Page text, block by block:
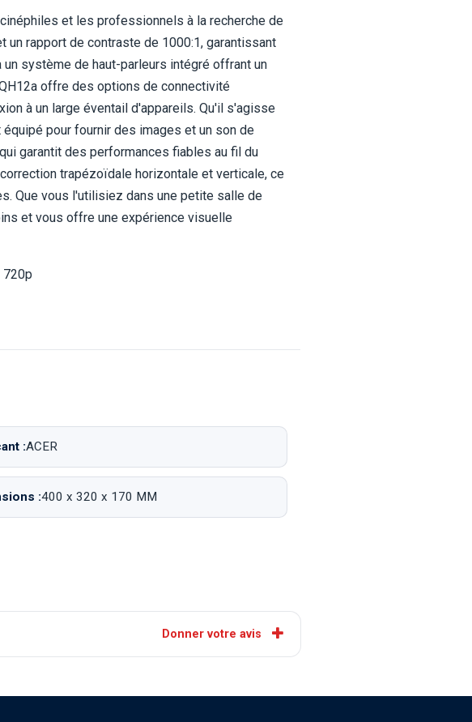
et les professionnels à la recherche de
rapport de contraste de 1000:1, garantissant
système de haut-parleurs intégré offrant un
offre des options de connectivité
à un large éventail d'appareils. Qu'il s'agisse
pour fournir des images et un son de
garantit des performances fiables au fil du
trapézoïdale horizontale et verticale, ce
Que vous l'utilisiez dans une petite salle de
et vous offre une expérience visuelle
720p
:ACER
:400 x 320 x 170 MM
Donner votre avis